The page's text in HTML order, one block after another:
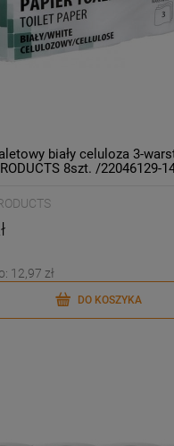
biały celuloza 3-
8szt. /22046129-
12,97 zł
DO KOSZYKA